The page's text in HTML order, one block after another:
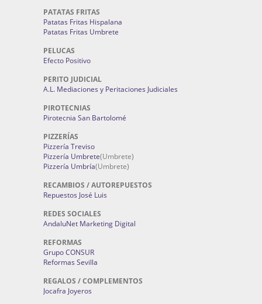
PATATAS FRITAS
Patatas Fritas Hispalana
Patatas Fritas Umbrete
PELUCAS
Efecto Positivo
PERITO JUDICIAL
A.L. Mediaciones y Peritaciones Judiciales
PIROTECNIAS
Pirotecnia San Bartolomé
PIZZERÍAS
Pizzería Treviso
Pizzería Umbrete(Umbrete)
Pizzería Umbría(Umbrete)
RECAMBIOS / AUTOREPUESTOS
Repuestos José Luis
REDES SOCIALES
AndaluNet Marketing Digital
REFORMAS
Grupo CONSUR
Reformas Sevilla
REGALOS / COMPLEMENTOS
Jocafra Joyeros